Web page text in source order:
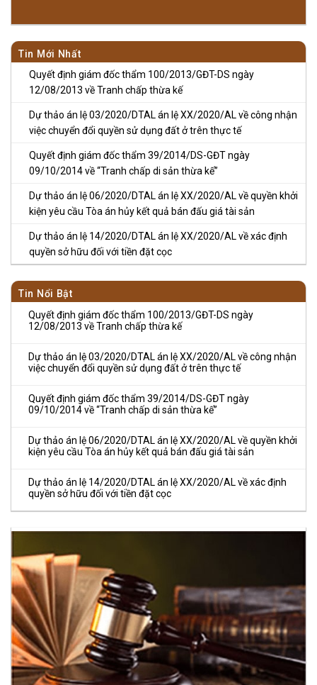
Tin Mới Nhất
Quyết định giám đốc thẩm 100/2013/GĐT-DS ngày
12/08/2013 về Tranh chấp thừa kế
Dự thảo án lệ 03/2020/DTAL án lệ XX/2020/AL về công nhận
việc chuyển đổi quyền sử dụng đất ở trên thực tế
Quyết định giám đốc thẩm 39/2014/DS-GĐT ngày
09/10/2014 về “Tranh chấp di sản thừa kế”
Dự thảo án lệ 06/2020/DTAL án lệ XX/2020/AL về quyền khởi
kiện yêu cầu Tòa án hủy kết quả bán đấu giá tài sản
Dự thảo án lệ 14/2020/DTAL án lệ XX/2020/AL về xác định
quyền sở hữu đối với tiền đặt cọc
Tin Nổi Bật
Quyết định giám đốc thẩm 100/2013/GĐT-DS ngày
12/08/2013 về Tranh chấp thừa kế
Dự thảo án lệ 03/2020/DTAL án lệ XX/2020/AL về công nhận
việc chuyển đổi quyền sử dụng đất ở trên thực tế
Quyết định giám đốc thẩm 39/2014/DS-GĐT ngày
09/10/2014 về “Tranh chấp di sản thừa kế”
Dự thảo án lệ 06/2020/DTAL án lệ XX/2020/AL về quyền khởi
kiện yêu cầu Tòa án hủy kết quả bán đấu giá tài sản
Dự thảo án lệ 14/2020/DTAL án lệ XX/2020/AL về xác định
quyền sở hữu đối với tiền đặt cọc